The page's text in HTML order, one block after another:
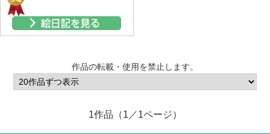
作品の転載・使用を禁止します。
1作品（1／1ページ）